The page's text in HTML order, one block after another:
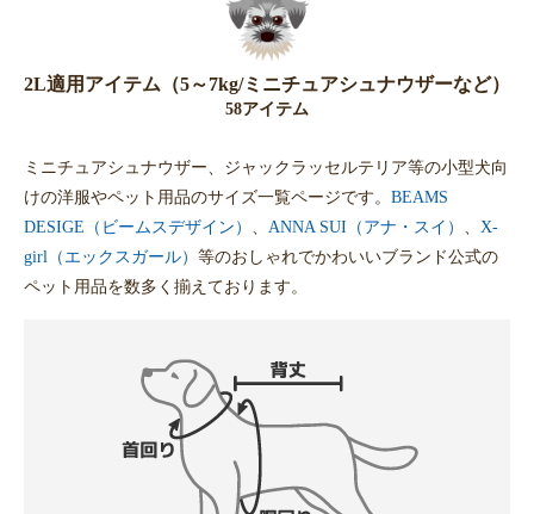
2L適用アイテム（5～7kg/ミニチュアシュナウザーなど）
58アイテム
ミニチュアシュナウザー、ジャックラッセルテリア等の小型犬向
けの洋服やペット用品のサイズ一覧ページです。 BEAMS
DESIGE（ビームスデザイン） 、 ANNA SUI（アナ・スイ） 、 X-
girl（エックスガール） 等のおしゃれでかわいいブランド公式の
ペット用品を数多く揃えております。